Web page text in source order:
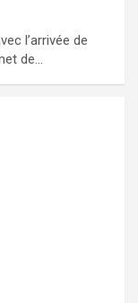
l’arrivée de
de…